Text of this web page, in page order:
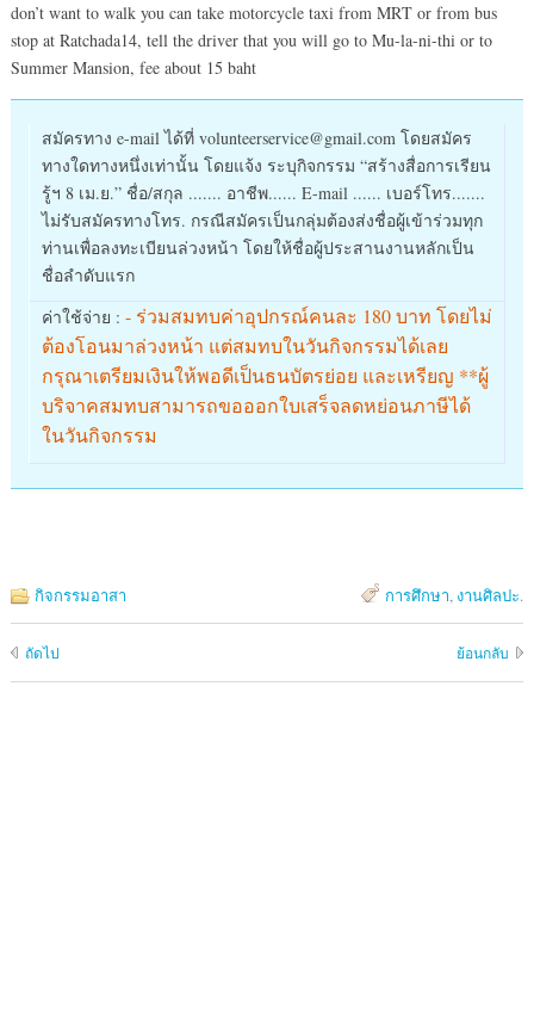
don’t want to walk you can take motorcycle taxi from MRT or from bus
stop at Ratchada14, tell the driver that you will go to Mu-la-ni-thi or to
Summer Mansion, fee about 15 baht
สมัครทาง e-mail ได้ที่ volunteerservice@gmail.com โดยสมัคร
ทางใดทางหนึ่งเท่านั้น โดยแจ้ง ระบุกิจกรรม “สร้างสื่อการเรียน
รู้ฯ 8 เม.ย.” ชื่อ/สกุล ....... อาชีพ...... E-mail ...... เบอร์โทร.......
ไม่รับสมัครทางโทร. กรณีสมัครเป็นกลุ่มต้องส่งชื่อผู้เข้าร่วมทุก
ท่านเพื่อลงทะเบียนล่วงหน้า โดยให้ชื่อผู้ประสานงานหลักเป็น
ชื่อลำดับแรก
ค่าใช้จ่าย : - ร่วมสมทบค่าอุปกรณ์คนละ 180 บาท โดยไม่
ต้องโอนมาล่วงหน้า แต่สมทบในวันกิจกรรมได้เลย
กรุณาเตรียมเงินให้พอดีเป็นธนบัตรย่อย และเหรียญ **ผู้
บริจาคสมทบสามารถขอออกใบเสร็จลดหย่อนภาษีได้
ในวันกิจกรรม
กิจกรรมอาสา การศึกษา, งานศิลปะ.
ถัดไป ย้อนกลับ